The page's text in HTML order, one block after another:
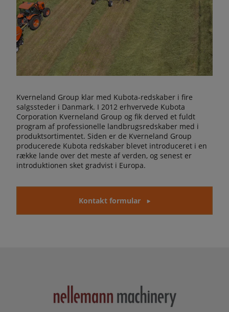
Kverneland Group klar med Kubota-redskaber i fire
salgssteder i Danmark. I 2012 erhvervede Kubota
Corporation Kverneland Group og fik derved et fuldt
program af professionelle landbrugsredskaber med i
produktsortimentet. Siden er de Kverneland Group
producerede Kubota redskaber blevet introduceret i en
række lande over det meste af verden, og senest er
introduktionen sket gradvist i Europa.
Kontakt formular